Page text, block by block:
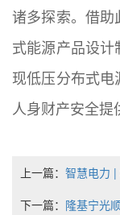
诸多探索。借
式能源产品设
现低压分布式
人身财产安全提
上一篇： 智慧电力 |
下一篇： 隆基宁光顺